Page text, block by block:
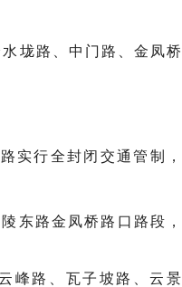
垅路、中门路、金凤桥
实行全封闭交通管制，
东路金凤桥路口路段，
峰路、瓦子坡路、云景